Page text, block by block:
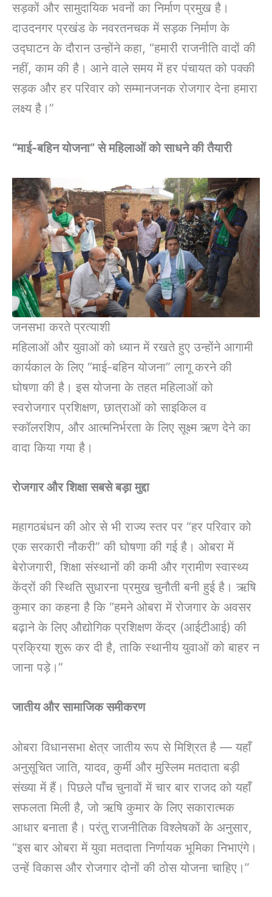
सड़कों और सामुदायिक भवनों का निर्माण प्रमुख है।
दाउदनगर प्रखंड के नवरतनचक में सड़क निर्माण के
उद्घाटन के दौरान उन्होंने कहा, “हमारी राजनीति वादों की
नहीं, काम की है। आने वाले समय में हर पंचायत को पक्की
सड़क और हर परिवार को सम्मानजनक रोजगार देना हमारा
लक्ष्य है।”
“माई-बहिन योजना” से महिलाओं को साधने की तैयारी
जनसभा करते प्रत्याशी
महिलाओं और युवाओं को ध्यान में रखते हुए उन्होंने आगामी
कार्यकाल के लिए “माई-बहिन योजना” लागू करने की
घोषणा की है। इस योजना के तहत महिलाओं को
स्वरोजगार प्रशिक्षण, छात्राओं को साइकिल व
स्कॉलरशिप, और आत्मनिर्भरता के लिए सूक्ष्म ऋण देने का
वादा किया गया है।
रोजगार और शिक्षा सबसे बड़ा मुद्दा
महागठबंधन की ओर से भी राज्य स्तर पर “हर परिवार को
एक सरकारी नौकरी” की घोषणा की गई है। ओबरा में
बेरोजगारी, शिक्षा संस्थानों की कमी और ग्रामीण स्वास्थ्य
केंद्रों की स्थिति सुधारना प्रमुख चुनौती बनी हुई है। ऋषि
कुमार का कहना है कि “हमने ओबरा में रोजगार के अवसर
बढ़ाने के लिए औद्योगिक प्रशिक्षण केंद्र (आईटीआई) की
प्रक्रिया शुरू कर दी है, ताकि स्थानीय युवाओं को बाहर न
जाना पड़े।”
जातीय और सामाजिक समीकरण
ओबरा विधानसभा क्षेत्र जातीय रूप से मिश्रित है — यहाँ
अनुसूचित जाति, यादव, कुर्मी और मुस्लिम मतदाता बड़ी
संख्या में हैं। पिछले पाँच चुनावों में चार बार राजद को यहाँ
सफलता मिली है, जो ऋषि कुमार के लिए सकारात्मक
आधार बनाता है। परंतु राजनीतिक विश्लेषकों के अनुसार,
“इस बार ओबरा में युवा मतदाता निर्णायक भूमिका निभाएंगे।
उन्हें विकास और रोजगार दोनों की ठोस योजना चाहिए।”